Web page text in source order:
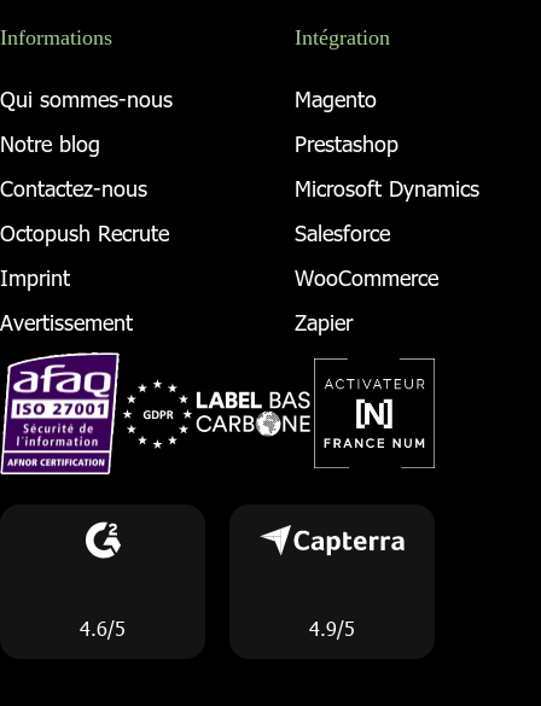
Informations
Qui sommes-nous
Notre blog
Contactez-nous
Octopush Recrute
Imprint
Avertissement
Intégration
Magento
Prestashop
Microsoft Dynamics
Salesforce
WooCommerce
Zapier
4.6/5 4.9/5